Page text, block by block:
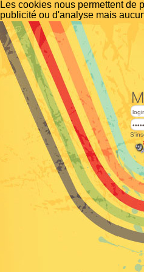
Les cookies nous permettent de
publicité ou d'analyse mais